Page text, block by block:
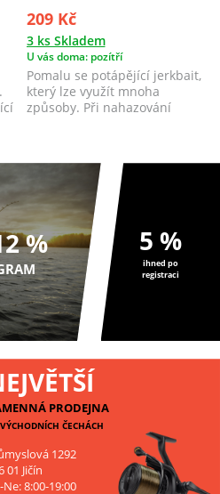
209 Kč
3 ks Skladem
U vás doma: pozítří
Pomalu se potápějící jerkbait,
který lze využít mnoha
způsoby. Při nahazování
% 5 %
ihned po
registraci
PRODEJNA
ČECHÁCH
1292
01 Jičín
Ne: 8:00-19:00